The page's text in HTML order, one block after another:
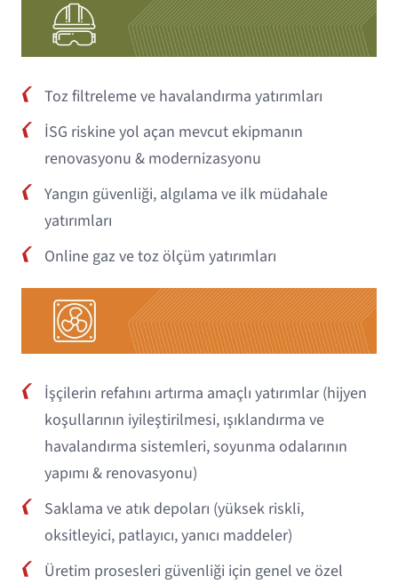
Toz filtreleme ve havalandırma yatırımları
İSG riskine yol açan mevcut ekipmanın
renovasyonu & modernizasyonu
Yangın güvenliği, algılama ve ilk müdahale
yatırımları
Online gaz ve toz ölçüm yatırımları
İşçilerin refahını artırma amaçlı yatırımlar (hijyen
koşullarının iyileştirilmesi, ışıklandırma ve
havalandırma sistemleri, soyunma odalarının
yapımı & renovasyonu)
Saklama ve atık depoları (yüksek riskli,
oksitleyici, patlayıcı, yanıcı maddeler)
Üretim prosesleri güvenliği için genel ve özel